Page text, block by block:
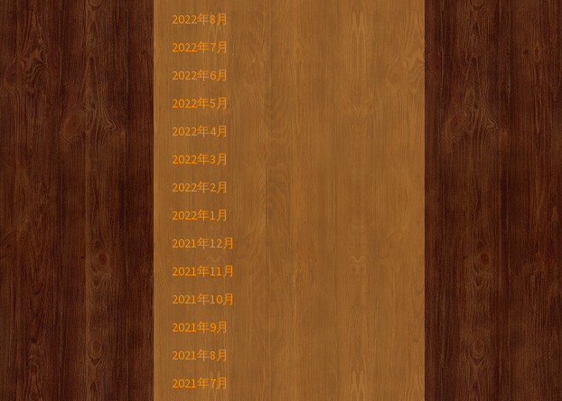
2022年8月
2022年7月
2022年6月
2022年5月
2022年4月
2022年3月
2022年2月
2022年1月
2021年12月
2021年11月
2021年10月
2021年9月
2021年8月
2021年7月